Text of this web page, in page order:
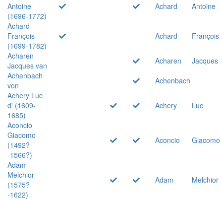
Antoine
(1696-1772)
Achard
Antoine
Achard
François
(1699-1782)
Achard
François
Acharen
Jacques van
Acharen
Jacques
Achenbach
von
Achenbach
Achery Luc
d' (1609-
1685)
Achery
Luc
Aconcio
Giacomo
(1492?
-1566?)
Aconcio Giacomo
Adam
Melchior
(1575?
-1622)
Adam Melchior